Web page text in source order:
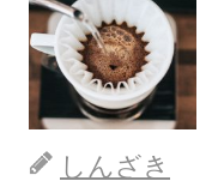
しんざき